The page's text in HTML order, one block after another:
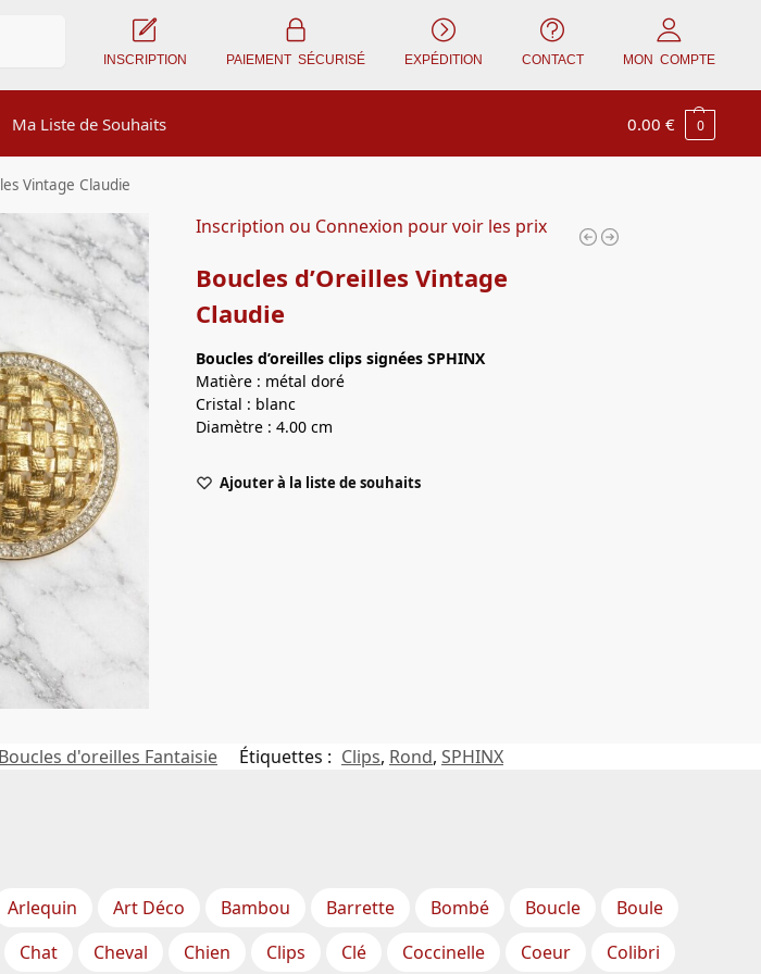
INSCRIPTION PAIEMENT SÉCURISÉ EXPÉDITION CONTACT MON COMPTE
Ma Liste de Souhaits 0.00€ 0
Vintage Claudie
Inscription ou Connexion pour voir les prix
Boucles d’Oreilles Vintage
Claudie
Boucles d’oreilles clips signées SPHINX
Matière : métal doré
Cristal : blanc
Diamètre : 4.00 cm
Ajouter à la liste de souhaits
Boucles d'oreilles Fantaisie Étiquettes : Clips, Rond, SPHINX
Arlequin Art Déco Bambou Barrette Bombé Boucle
Boule
Chat Cheval Chien Clips Clé Coccinelle Coeur Colibri